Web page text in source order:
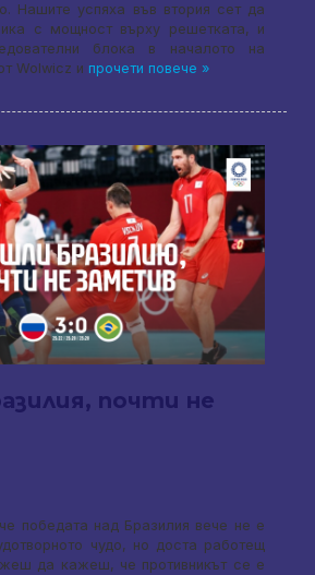
Нашите успяха във втория сет да
с мощност върху решетката, и
блока в началото на
Wolwicz и прочети повече »
почти не
победата над Бразилия вече не е
чудо, но доста работещ
да кажеш, че противникът се е